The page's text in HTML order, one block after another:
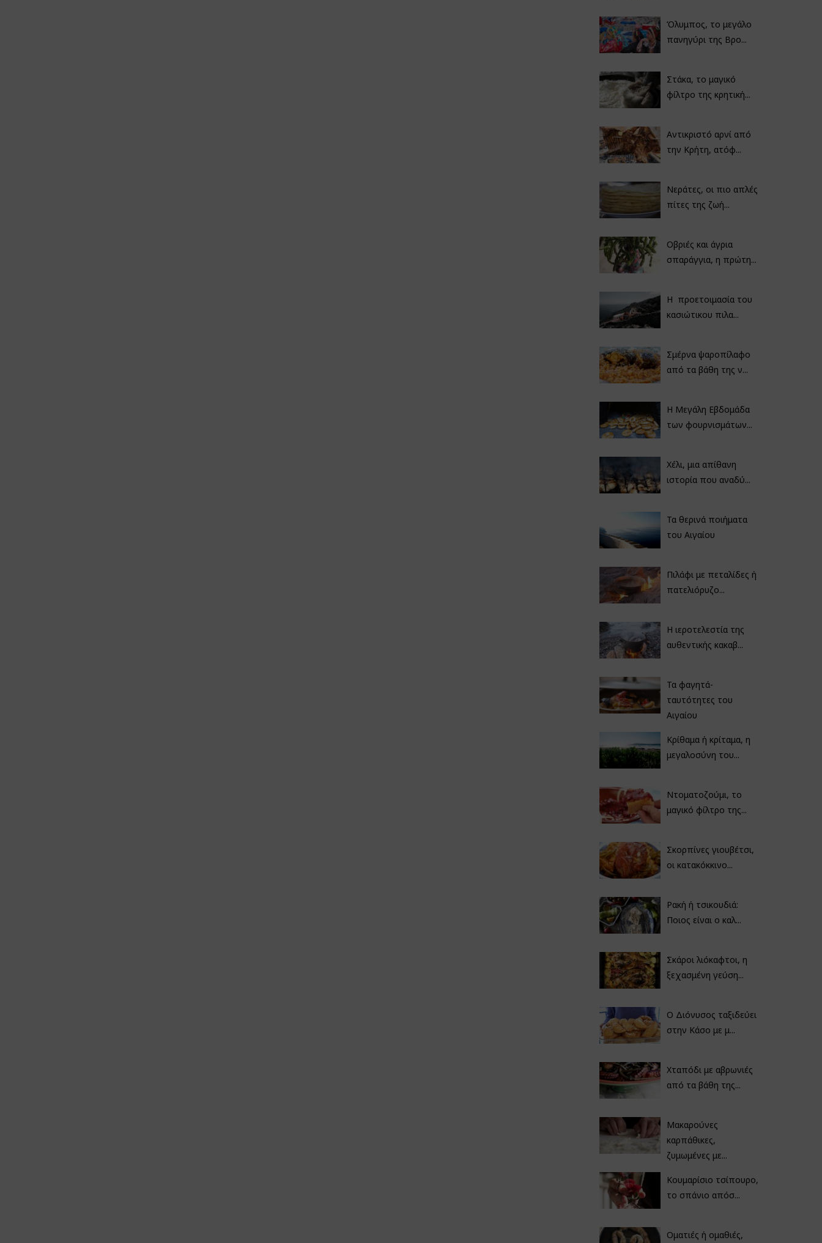
Όλυμπος, το μεγάλο
πανηγύρι της Βρο...
Στάκα, το μαγικό
φίλτρο της κρητική...
Αντικριστό αρνί από
την Κρήτη, ατόφ...
Νεράτες, οι πιο απλές
πίτες της ζωή...
Οβριές και άγρια
σπαράγγια, η πρώτη...
Η προετοιμασία του
κασιώτικου πιλα...
Σμέρνα ψαροπίλαφο
από τα βάθη της ν...
Η Μεγάλη Εβδομάδα
των φουρνισμάτων...
Χέλι, μια απίθανη
ιστορία που αναδύ...
Τα θερινά ποιήματα
του Αιγαίου
Πιλάφι με πεταλίδες ή
πατελιόρυζο...
Η ιεροτελεστία της
αυθεντικής κακαβ...
Τα φαγητά-
ταυτότητες του
Αιγαίου
Κρίθαμα ή κρίταμα, η
μεγαλοσύνη του...
Ντοματοζούμι, το
μαγικό φίλτρο της...
Σκορπίνες γιουβέτσι,
οι κατακόκκινο...
Ρακή ή τσικουδιά:
Ποιος είναι ο καλ...
Σκάροι λιόκαφτοι, η
ξεχασμένη γεύση...
Ο Διόνυσος ταξιδεύει
στην Κάσο με μ...
Χταπόδι με αβρωνιές
από τα βάθη της...
Μακαρούνες
καρπάθικες,
ζυμωμένες με...
Κουμαρίσιο τσίπουρο,
το σπάνιο απόσ...
Οματιές ή ομαθιές,